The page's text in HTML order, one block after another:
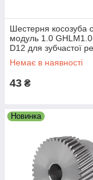
Шестерня косозуба
модуль 1.0
D12 для зубчастої
зубів, діам. 12 мм)
Немає в наявності
43 ₴
Новинка